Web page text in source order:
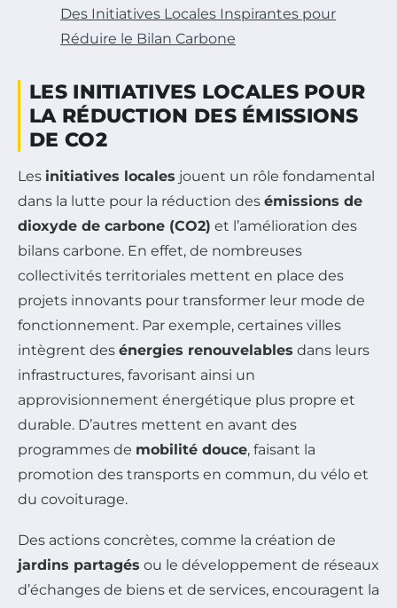
Des Initiatives Locales Inspirantes pour
Réduire le Bilan Carbone
LES INITIATIVES LOCALES POUR
LA RÉDUCTION DES ÉMISSIONS
DE CO2
Les initiatives locales jouent un rôle fondamental
dans la lutte pour la réduction des émissions de
dioxyde de carbone (CO2) et l’amélioration des
bilans carbone. En effet, de nombreuses
collectivités territoriales mettent en place des
projets innovants pour transformer leur mode de
fonctionnement. Par exemple, certaines villes
intègrent des énergies renouvelables dans leurs
infrastructures, favorisant ainsi un
approvisionnement énergétique plus propre et
durable. D’autres mettent en avant des
programmes de mobilité douce, faisant la
promotion des transports en commun, du vélo et
du covoiturage.
Des actions concrètes, comme la création de
jardins partagés ou le développement de réseaux
d’échanges de biens et de services, encouragent la